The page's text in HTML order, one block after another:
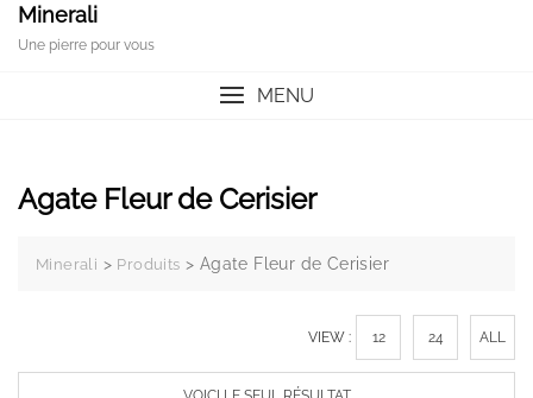
Minerali
Une pierre pour vous
MENU
Agate Fleur de Cerisier
Minerali > Produits > Agate Fleur de Cerisier
VIEW : 12 24 ALL